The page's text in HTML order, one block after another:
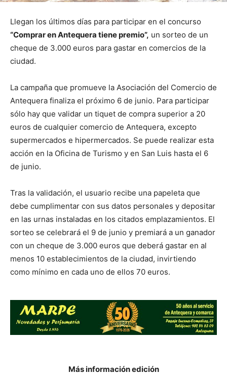
Llegan los últimos días para participar en el concurso
“Comprar en Antequera tiene premio”, un sorteo de un
cheque de 3.000 euros para gastar en comercios de la
ciudad.
La campaña que promueve la Asociación del Comercio de
Antequera finaliza el próximo 6 de junio. Para participar
sólo hay que validar un tiquet de compra superior a 20
euros de cualquier comercio de Antequera, excepto
supermercados e hipermercados. Se puede realizar esta
acción en la Oficina de Turismo y en San Luis hasta el 6
de junio.
Tras la validación, el usuario recibe una papeleta que
debe cumplimentar con sus datos personales y depositar
en las urnas instaladas en los citados emplazamientos. El
sorteo se celebrará el 9 de junio y premiará a un ganador
con un cheque de 3.000 euros que deberá gastar en al
menos 10 establecimientos de la ciudad, invirtiendo
como mínimo en cada uno de ellos 70 euros.
Más información edición